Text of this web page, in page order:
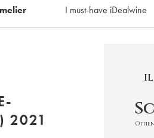
I must-have iDealwine
MAISONNEUVE (DOMAINE) 2021